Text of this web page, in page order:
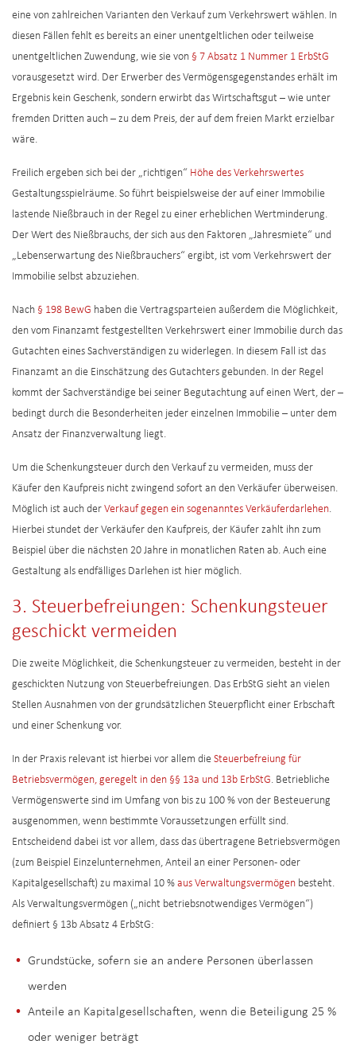
eine von zahlreichen Varianten den Verkauf zum Verkehrswert wählen. In
diesen Fällen fehlt es bereits an einer unentgeltlichen oder teilweise
unentgeltlichen Zuwendung, wie sie von § 7 Absatz 1 Nummer 1 ErbStG
vorausgesetzt wird. Der Erwerber des Vermögensgegenstandes erhält im
Ergebnis kein Geschenk, sondern erwirbt das Wirtschaftsgut – wie unter
fremden Dritten auch – zu dem Preis, der auf dem freien Markt erzielbar
wäre.
Freilich ergeben sich bei der „richtigen“ Höhe des Verkehrswertes
Gestaltungsspielräume. So führt beispielsweise der auf einer Immobilie
lastende Nießbrauch in der Regel zu einer erheblichen Wertminderung.
Der Wert des Nießbrauchs, der sich aus den Faktoren „Jahresmiete“ und
„Lebenserwartung des Nießbrauchers“ ergibt, ist vom Verkehrswert der
Immobilie selbst abzuziehen.
Nach § 198 BewG haben die Vertragsparteien außerdem die Möglichkeit,
den vom Finanzamt festgestellten Verkehrswert einer Immobilie durch das
Gutachten eines Sachverständigen zu widerlegen. In diesem Fall ist das
Finanzamt an die Einschätzung des Gutachters gebunden. In der Regel
kommt der Sachverständige bei seiner Begutachtung auf einen Wert, der –
bedingt durch die Besonderheiten jeder einzelnen Immobilie – unter dem
Ansatz der Finanzverwaltung liegt.
Um die Schenkungsteuer durch den Verkauf zu vermeiden, muss der
Käufer den Kaufpreis nicht zwingend sofort an den Verkäufer überweisen.
Möglich ist auch der Verkauf gegen ein sogenanntes Verkäuferdarlehen.
Hierbei stundet der Verkäufer den Kaufpreis, der Käufer zahlt ihn zum
Beispiel über die nächsten 20 Jahre in monatlichen Raten ab. Auch eine
Gestaltung als endfälliges Darlehen ist hier möglich.
3. Steuerbefreiungen: Schenkungsteuer
geschickt vermeiden
Die zweite Möglichkeit, die Schenkungsteuer zu vermeiden, besteht in der
geschickten Nutzung von Steuerbefreiungen. Das ErbStG sieht an vielen
Stellen Ausnahmen von der grundsätzlichen Steuerpflicht einer Erbschaft
und einer Schenkung vor.
In der Praxis relevant ist hierbei vor allem die Steuerbefreiung für
Betriebsvermögen, geregelt in den §§ 13a und 13b ErbStG. Betriebliche
Vermögenswerte sind im Umfang von bis zu 100 % von der Besteuerung
ausgenommen, wenn bestimmte Voraussetzungen erfüllt sind.
Entscheidend dabei ist vor allem, dass das übertragene Betriebsvermögen
(zum Beispiel Einzelunternehmen, Anteil an einer Personen- oder
Kapitalgesellschaft) zu maximal 10 % aus Verwaltungsvermögen besteht.
Als Verwaltungsvermögen („nicht betriebsnotwendiges Vermögen“)
definiert § 13b Absatz 4 ErbStG:
Grundstücke, sofern sie an andere Personen überlassen
werden
Anteile an Kapitalgesellschaften, wenn die Beteiligung 25 %
oder weniger beträgt